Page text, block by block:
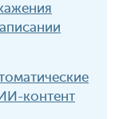
контент